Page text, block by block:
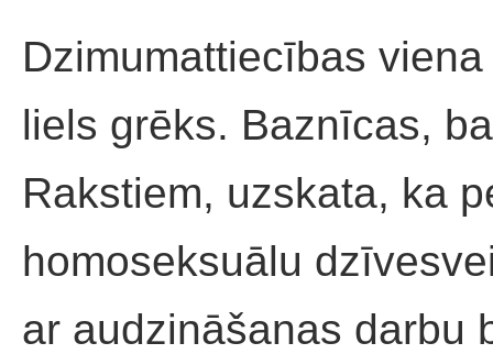
Dzimumattiecības
liels grēks. Baznīcas,
Rakstiem, uzskata, ka
homoseksuālu
ar audzināšanas darbu